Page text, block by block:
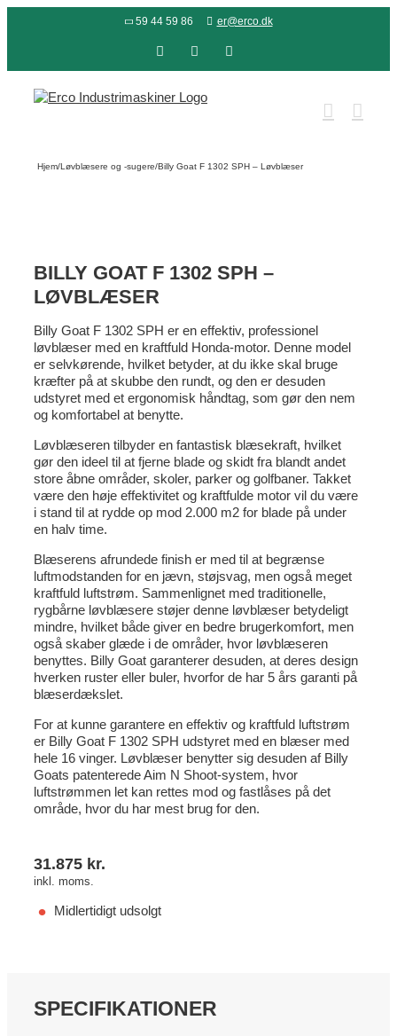
59 44 59 86 er@erco.dk
FacebookLinkedInYouTube
Hjem/Løvblæsere og -sugere/Billy Goat F 1302 SPH – Løvblæser
BILLY GOAT F 1302 SPH –
LØVBLÆSER
Billy Goat F 1302 SPH er en effektiv, professionel
løvblæser med en kraftfuld Honda-motor. Denne model
er selvkørende, hvilket betyder, at du ikke skal bruge
kræfter på at skubbe den rundt, og den er desuden
udstyret med et ergonomisk håndtag, som gør den nem
og komfortabel at benytte.
Løvblæseren tilbyder en fantastisk blæsekraft, hvilket
gør den ideel til at fjerne blade og skidt fra blandt andet
store åbne områder, skoler, parker og golfbaner. Takket
være den høje effektivitet og kraftfulde motor vil du være
i stand til at rydde op mod 2.000 m2 for blade på under
en halv time.
Blæserens afrundede finish er med til at begrænse
luftmodstanden for en jævn, støjsvag, men også meget
kraftfuld luftstrøm. Sammenlignet med traditionelle,
rygbårne løvblæsere støjer denne løvblæser betydeligt
mindre, hvilket både giver en bedre brugerkomfort, men
også skaber glæde i de områder, hvor løvblæseren
benyttes. Billy Goat garanterer desuden, at deres design
hverken ruster eller buler, hvorfor de har 5 års garanti på
blæserdækslet.
For at kunne garantere en effektiv og kraftfuld luftstrøm
er Billy Goat F 1302 SPH udstyret med en blæser med
hele 16 vinger. Løvblæser benytter sig desuden af Billy
Goats patenterede Aim N Shoot-system, hvor
luftstrømmen let kan rettes mod og fastlåses på det
område, hvor du har mest brug for den.
31.875 kr.
inkl. moms.
Midlertidigt udsolgt
SPECIFIKATIONER